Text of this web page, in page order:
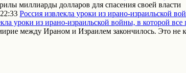
миллиарды долларов для спасения своей власти
Россия извлекла уроки из ирано-израильской
между Ираном и Израилем закончилось. Это не